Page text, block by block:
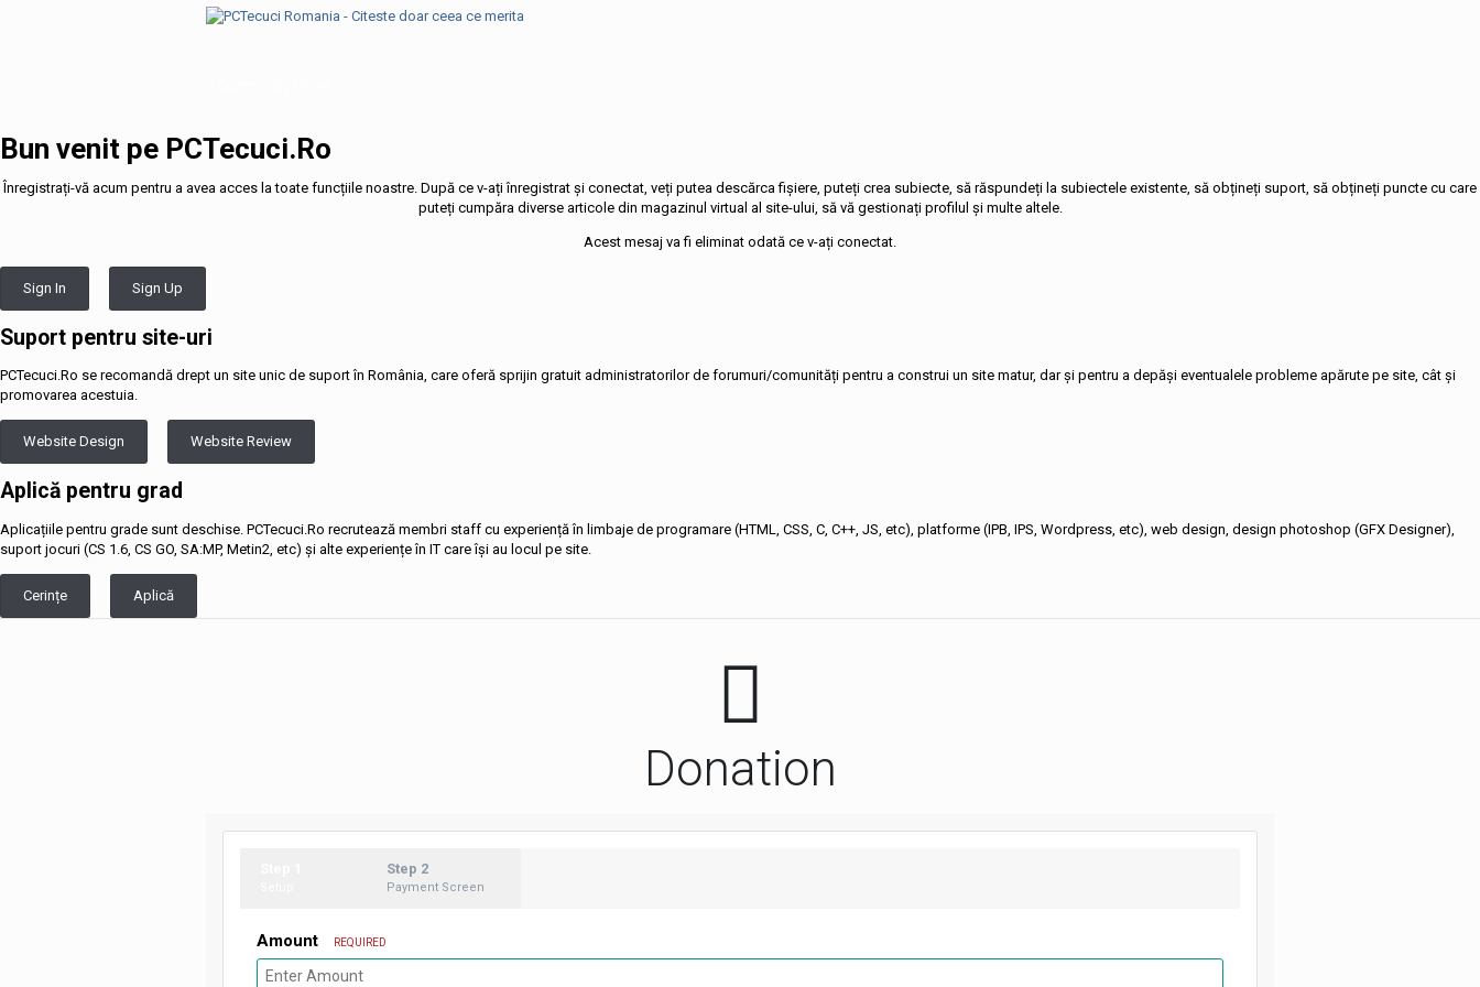
Bun venit pe PCTecuci.Ro
Înregistrați-vă acum pentru a avea acces la toate funcțiile noastre. După ce v-ați înregistrat și conectat, veți putea descărca fișiere, puteți crea subiecte, să răspundeți la subiectele existente, să obțineți suport, să obțineți puncte cu care
puteți cumpăra diverse articole din magazinul virtual al site-ului, să vă gestionați profilul și multe altele.
Acest mesaj va fi eliminat odată ce v-ați conectat.
Sign In Sign Up
Suport pentru site-uri
PCTecuci.Ro se recomandă drept un site unic de suport în România, care oferă sprijin gratuit administratorilor de forumuri/comunități pentru a construi un site matur, dar și pentru a depăși eventualele probleme apărute pe site, cât și
promovarea acestuia.
Website Design Website Review
Aplică pentru grad
Aplicațiile pentru grade sunt deschise. PCTecuci.Ro recrutează membri staff cu experiență în limbaje de programare (HTML, CSS, C, C++, JS, etc), platforme (IPB, IPS, Wordpress, etc), web design, design photoshop (GFX Designer),
suport jocuri (CS 1.6, CS GO, SA:MP, Metin2, etc) și alte experiențe în IT care își au locul pe site.
Cerințe Aplică
Donation
Step 2
Payment Screen
Amount REQUIRED